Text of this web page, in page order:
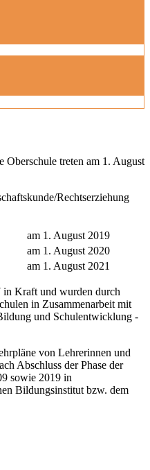
Oberschule treten am 1. August
Rechtserziehung
am 1. August 2019
am 1. August 2020
am 1. August 2021
in Kraft und wurden durch
in Zusammenarbeit mit
und Schulentwicklung -
von Lehrerinnen und
Abschluss der Phase der
sowie 2019 in
Bildungsinstitut bzw. dem